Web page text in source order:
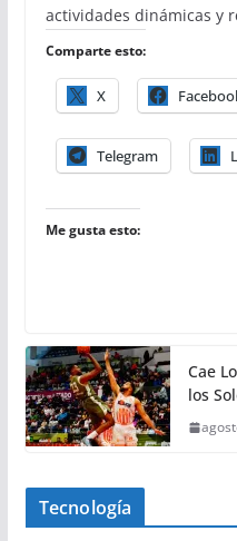
actividades dinámicas y
Comparte esto:
X
Telegram
Me gusta esto:
Cae
los
Tecnología